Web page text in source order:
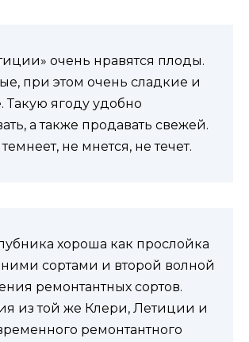
очень нравятся плоды.
при этом очень сладкие и
Такую ягоду удобно
а также продавать свежей.
не мнется, не течет.
хороша как прослойка
сортами и второй волной
ремонтантных сортов.
из той же Клери, Летиции и
ремонтантного